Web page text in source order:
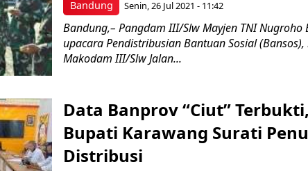
Bandung Senin, 26 Jul 2021 - 11:42
Bandung,– Pangdam III/Slw Mayjen TNI
upacara Pendistribusian Bantuan Sosial
Makodam III/Slw Jalan...
Data Banprov “Ciut”
Bupati Karawang Surati
Distribusi